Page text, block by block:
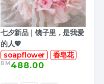
七夕新品｜镜子里，是我爱
的人💖
soapflower
香皂花
RM 488.00